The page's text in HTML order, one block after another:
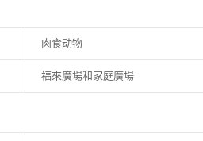
肉食动物
福來廣場和家庭廣場